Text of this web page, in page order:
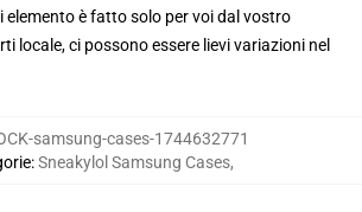
elemento è fatto solo per voi dal vostro
locale, ci possono essere lievi variazioni nel
samsung-cases-1744632771
:Sneakylol Samsung Cases,